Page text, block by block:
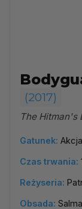
(2017)
The Hitman's
Gatunek:
Czas trwania:
Reżyseria:
Obsada: